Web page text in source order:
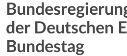
der Deutschen
Bundestag